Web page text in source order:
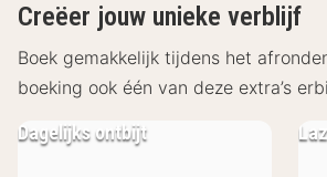
badkamer met ligbad, toilet en een
Restaurant en andere
Hotel Wolfsburg City Center
In restaurant Coupé 1900 en
Creëer jouw unieke verblijf
Boek gemakkelijk tijdens het
boeking ook één van deze extra’s
Dagelijks ontbijt